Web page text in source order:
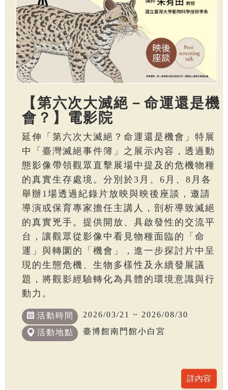
【第六次大滅絕－命運還是機
會？】電影院
延伸「第六次大滅絕？命運還是機會」特展
中「臺灣滅絕事件簿」之展示內容，透過動
態影像帶領觀眾直擊展場中提及的危機物種
的真實生存處境。分別於3月、6月、8月各
舉辦1場透過紀錄片放映與映後座談，邀請
導演或保育專家擔任主講人，剖析導致滅絕
的真實兇手。提供開放、具啟發性的交流平
台，讓觀眾從影像中看見物種面臨的「命
運」與轉圜的「機會」，進一步探討片中呈
現的生態危機、生物多樣性及永續發展議
題，將觀影經驗轉化為具體的環境意識與行
動力。
活動時間 2026/03/21 ~ 2026/08/30
活動地點 臺博館南門館小白宮